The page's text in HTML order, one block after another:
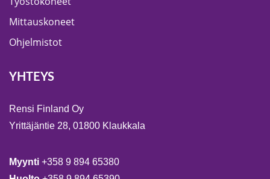
Mittauskoneet
Ohjelmistot
YHTEYS
Rensi Finland Oy
Yrittäjäntie 28, 01800 Klaukkala
Myynti +358 9 894 65380